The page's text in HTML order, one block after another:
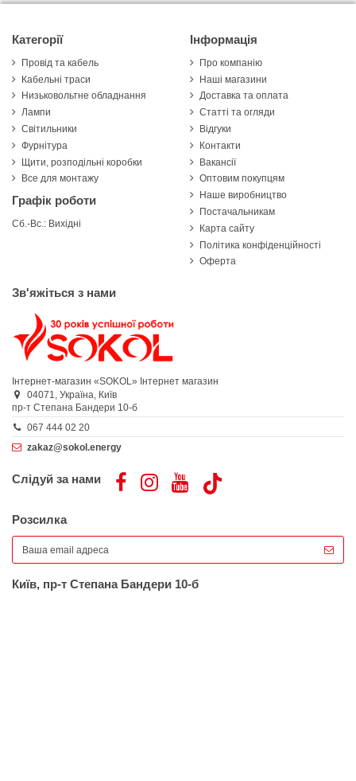
Категорії
Провід та кабель
Кабельні траси
Низьковольтне обладнання
Лампи
Світильники
Фурнітура
Щити, розподільні коробки
Все для монтажу
Графік роботи
Сб.-Вс.: Вихідні
Інформація
Про компанію
Наші магазини
Доставка та оплата
Статті та огляди
Відгуки
Контакти
Вакансії
Оптовим покупцям
Наше виробництво
Постачальникам
Карта сайту
Політика конфіденційності
Оферта
Зв'яжіться з нами
Інтернет-магазин «SOKOL» Інтернет магазин
04071, Україна, Київ
пр-т Степана Бандери 10-б
067 444 02 20
zakaz@sokol.energy
Слідуй за нами
Розсилка
Київ, пр-т Степана Бандери 10-б